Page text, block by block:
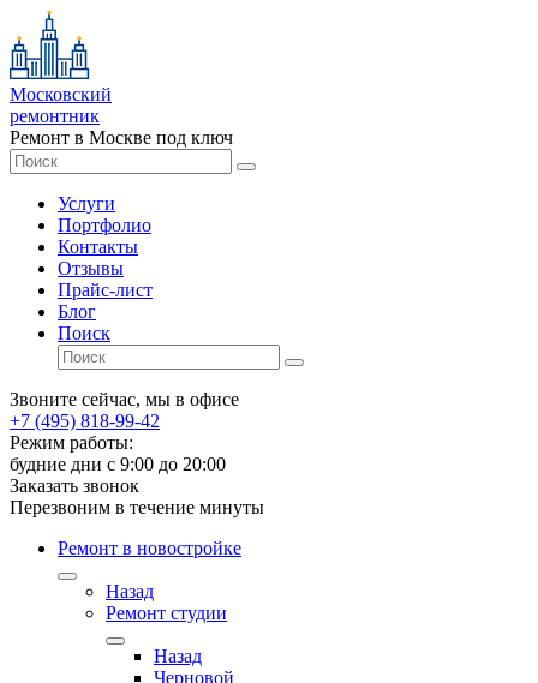
Московский
ремонтник
Ремонт в Москве под ключ
Услуги
Портфолио
Контакты
Отзывы
Прайс-лист
Блог
Поиск
Звоните сейчас, мы в офисе
+7 (495) 818-99-42
Режим работы:
будние дни с 9:00 до 20:00
Заказать звонок
Перезвоним в течение минуты
Ремонт в новостройке
Назад
Ремонт студии
Назад
Черновой